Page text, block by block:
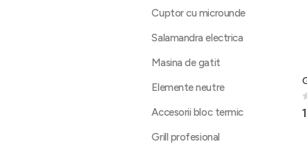
Cuptor cu microunde
Salamandra electrica
Masina de gatit
Elemente neutre
Accesorii bloc termic
Grill profesional